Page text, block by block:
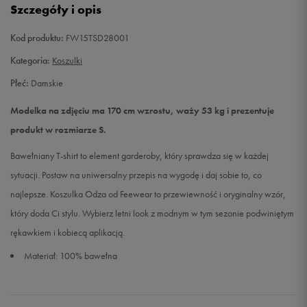
Szczegóły i opis
Kod produktu: FW15TSD28001
Kategoria: Koszulki
Płeć: Damskie
Modelka na zdjęciu ma 170 cm wzrostu, waży 53 kg i prezentuje
produkt w rozmiarze S.
Bawełniany T-shirt to element garderoby, który sprawdza się w każdej
sytuacji. Postaw na uniwersalny przepis na wygodę i daj sobie to, co
najlepsze. Koszulka Odza od Feewear to przewiewność i oryginalny wzór,
który doda Ci stylu. Wybierz letni look z modnym w tym sezonie podwiniętym
rękawkiem i kobiecą aplikacją.
Materiał: 100% bawełna